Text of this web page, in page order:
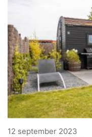
12 september 2023